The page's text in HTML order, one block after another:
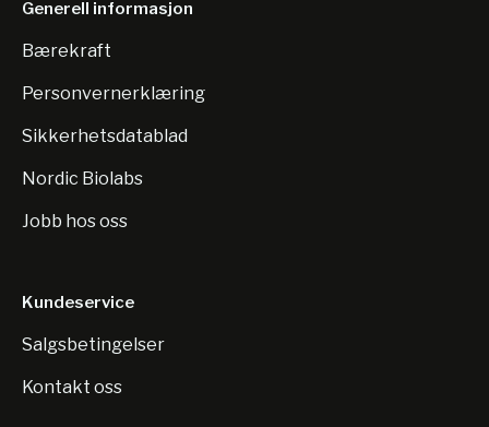
Generell informasjon
Bærekraft
Personvernerklæring
Sikkerhetsdatablad
Nordic Biolabs
Jobb hos oss
Kundeservice
Salgsbetingelser
Kontakt oss